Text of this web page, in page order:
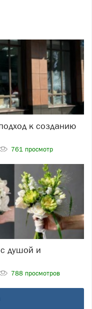
761 просмотр
788 просмотров